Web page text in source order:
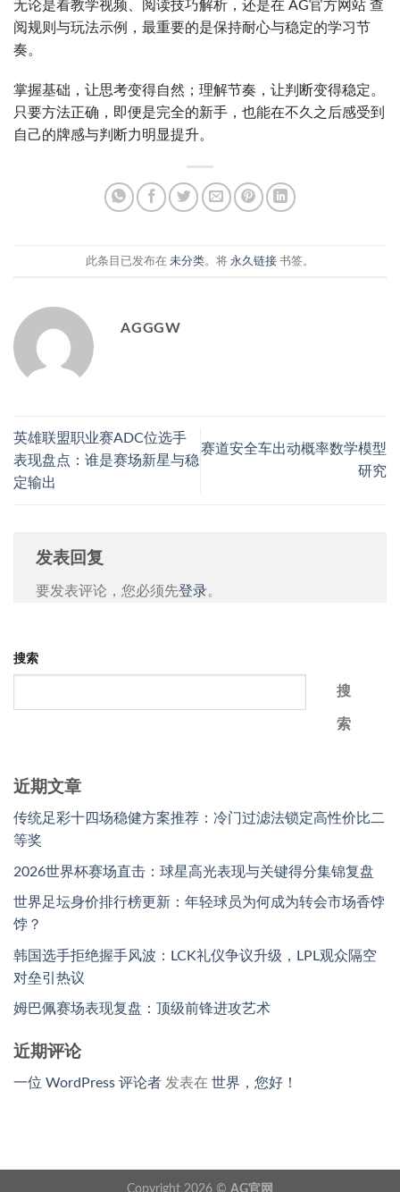
无论是看教学视频、阅读技巧解析，还是在 AG官方网站 查
阅规则与玩法示例，最重要的是保持耐心与稳定的学习节
奏。
掌握基础，让思考变得自然；理解节奏，让判断变得稳定。
只要方法正确，即便是完全的新手，也能在不久之后感受到
自己的牌感与判断力明显提升。
此条目已发布在 未分类。将 永久链接 书签。
AGGGW
英雄联盟职业赛ADC位选手
表现盘点：谁是赛场新星与稳
定输出
赛道安全车出动概率数学模型
研究
发表回复
要发表评论，您必须先登录。
搜索
搜
索
近期文章
传统足彩十四场稳健方案推荐：冷门过滤法锁定高性价比二
等奖
2026世界杯赛场直击：球星高光表现与关键得分集锦复盘
世界足坛身价排行榜更新：年轻球员为何成为转会市场香饽
饽？
韩国选手拒绝握手风波：LCK礼仪争议升级，LPL观众隔空
对垒引热议
姆巴佩赛场表现复盘：顶级前锋进攻艺术
近期评论
一位 WordPress 评论者 发表在 世界，您好！
Copyright 2026 © AG官网